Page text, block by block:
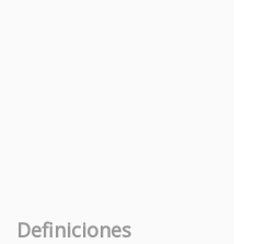
Definiciones